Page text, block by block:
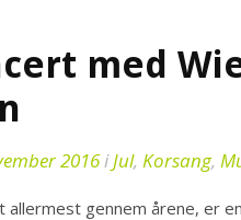
med
2016iJul, Korsang,
allermest gennem årene, er